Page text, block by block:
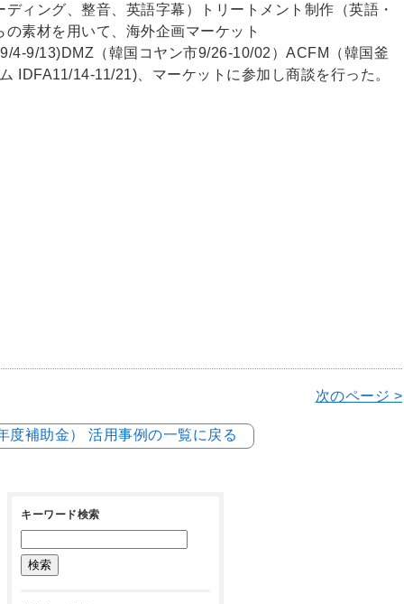
ィング、整音、英語字幕）トリートメント制作（英語・
素材を用いて、海外企画マーケット
4-9/13)DMZ（韓国コヤン市9/26-10/02）ACFM（韓国釜
IDFA11/14-11/21)、マーケットに参加し商談を行った。
次のページ >
度補助金） 活用事例の一覧に戻る
キーワード検索